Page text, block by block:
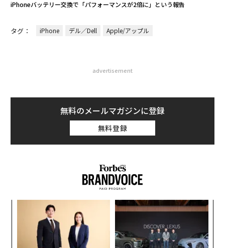
iPhoneバッテリー交換で「パフォーマンスが2倍に」という報告
タグ： iPhone デル／Dell Apple/アップル
advertisement
無料のメールマガジンに登録
無料登録